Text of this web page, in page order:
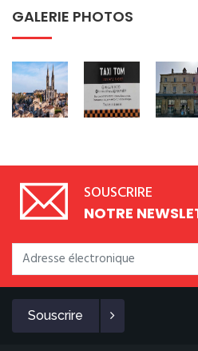
GALERIE PHOTOS
SOUSCRIRE
NOTRE
Souscrire